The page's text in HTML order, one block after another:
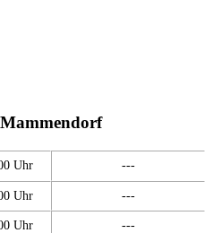
Uhr ---
Uhr ---
Uhr ---